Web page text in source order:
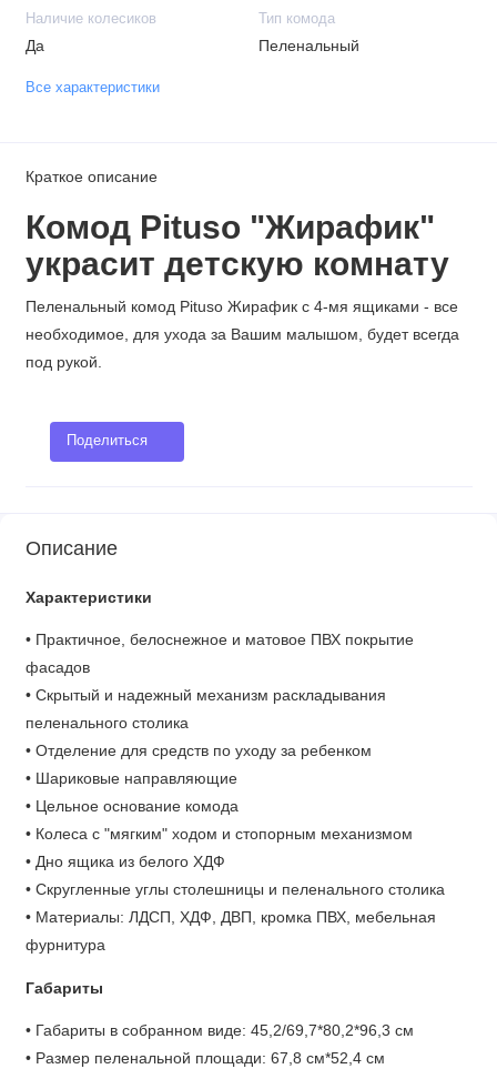
Наличие колесиков
Да
Тип комода
Пеленальный
Все характеристики
Краткое описание
Комод Pituso "Жирафик"
украсит детскую комнату
Пеленальный комод Pituso Жирафик с 4-мя ящиками - все
необходимое, для ухода за Вашим малышом, будет всегда
под рукой.
Поделиться
Описание
Характеристики
• Практичное, белоснежное и матовое ПВХ покрытие
фасадов
• Скрытый и надежный механизм раскладывания
пеленального столика
• Отделение для средств по уходу за ребенком
• Шариковые направляющие
• Цельное основание комода
• Колеса с "мягким" ходом и стопорным механизмом
• Дно ящика из белого ХДФ
• Скругленные углы столешницы и пеленального столика
• Материалы: ЛДСП, ХДФ, ДВП, кромка ПВХ, мебельная
фурнитура
Габариты
• Габариты в собранном виде: 45,2/69,7*80,2*96,3 см
• Размер пеленальной площади: 67,8 см*52,4 см